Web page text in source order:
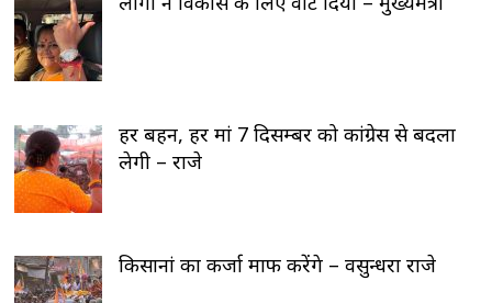
हर बहन, हर मां 7 दिसम्बर को कांग्रेस से बदला
लेगी – राजे
किसानां का कर्जा माफ करेंगे – वसुन्धरा राजे